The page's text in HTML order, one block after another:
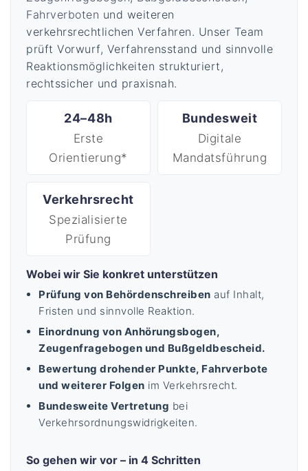
Fahrverboten und weiteren
verkehrsrechtlichen Verfahren. Unser Team
prüft Vorwurf, Verfahrensstand und sinnvolle
Reaktionsmöglichkeiten strukturiert,
rechtssicher und praxisnah.
24–48h
Erste
Orientierung*
Bundesweit
Digitale
Mandatsführung
Verkehrsrecht
Spezialisierte
Prüfung
Wobei wir Sie konkret unterstützen
Prüfung von Behördenschreiben auf Inhalt,
Fristen und sinnvolle Reaktion.
Einordnung von Anhörungsbogen,
Zeugenfragebogen und Bußgeldbescheid.
Bewertung drohender Punkte, Fahrverbote
und weiterer Folgen im Verkehrsrecht.
Bundesweite Vertretung bei
Verkehrsordnungswidrigkeiten.
So gehen wir vor – in 4 Schritten